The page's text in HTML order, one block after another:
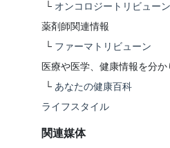
└ オンコロジートリビューン
薬剤師関連情報
└ ファーマトリビューン
医療や医学、健康情報を分
└ あなたの健康百科
ライフスタイル
関連媒体